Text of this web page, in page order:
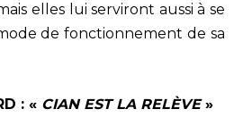
elles lui serviront aussi à se
de fonctionnement de sa
: « CIAN EST LA RELÈVE»